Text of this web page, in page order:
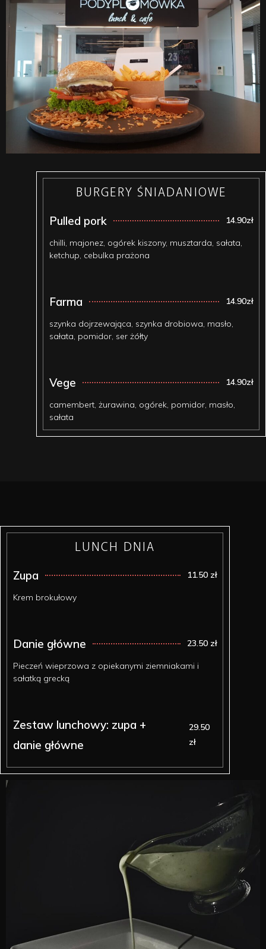
BURGERY ŚNIADANIOWE
Pulled pork 14.90zł
chilli, majonez, ogórek kiszony, musztarda, sałata,
ketchup, cebulka prażona
Farma 14.90zł
szynka dojrzewająca, szynka drobiowa, masło,
sałata, pomidor, ser żółty
Vege 14.90zł
camembert, żurawina, ogórek, pomidor, masło,
sałata
LUNCH DNIA
Zupa 11.50 zł
Krem brokułowy
Danie główne 23.50 zł
Pieczeń wieprzowa z opiekanymi ziemniakami i
sałatką grecką
Zestaw lunchowy: zupa +
danie główne
29.50
zł